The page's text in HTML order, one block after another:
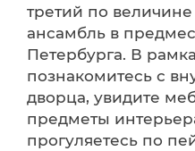
третий по
ансамбль в
Петербурга. В
познакомитесь с
дворца, увидите
предметы
прогуляетесь по